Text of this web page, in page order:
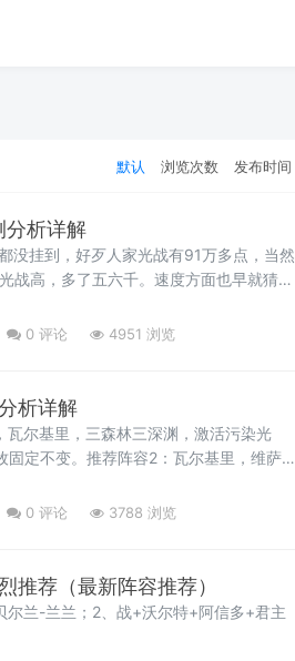
默认 浏览次数 发布时间
分析详解
没挂到，好歹人家光战有91万多点，当然
战高，多了五六千。速度方面也早就猜到
0 评论 4951 浏览
析详解
尔基里，三森林三深渊，激活污染光
定不变。推荐阵容2：瓦尔基里，维萨，
0 评论 3788 浏览
推荐（最新阵容推荐）
兰-兰兰；2、战+沃尔特+阿信多+君主